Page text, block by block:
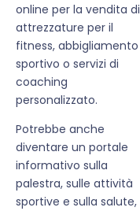
online per la vendita di
attrezzature per il
fitness, abbigliamento
sportivo o servizi di
coaching
personalizzato.
Potrebbe anche
diventare un portale
informativo sulla
palestra, sulle attività
sportive e sulla salute,